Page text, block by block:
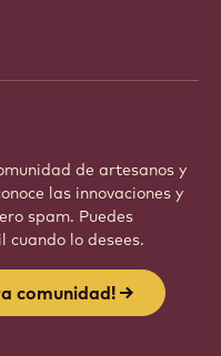
de artesanos y
las innovaciones y
spam. Puedes
lo desees.
comunidad!